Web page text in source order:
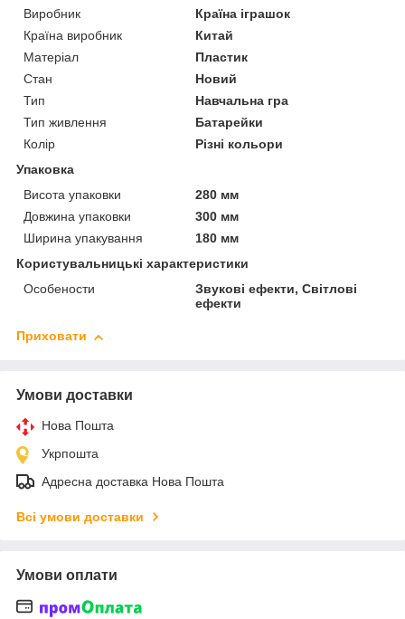
Виробник
Країна іграшок
Країна виробник
Китай
Матеріал
Пластик
Стан
Новий
Тип
Навчальна гра
Тип живлення
Батарейки
Колір
Різні кольори
Упаковка
Висота упаковки
280 мм
Довжина упаковки
300 мм
Ширина упакування
180 мм
Користувальницькі характеристики
Особености
Звукові ефекти, Світлові
ефекти
Приховати
Умови доставки
Нова Пошта
Укрпошта
Адресна доставка Нова Пошта
Всі умови доставки
Умови оплати